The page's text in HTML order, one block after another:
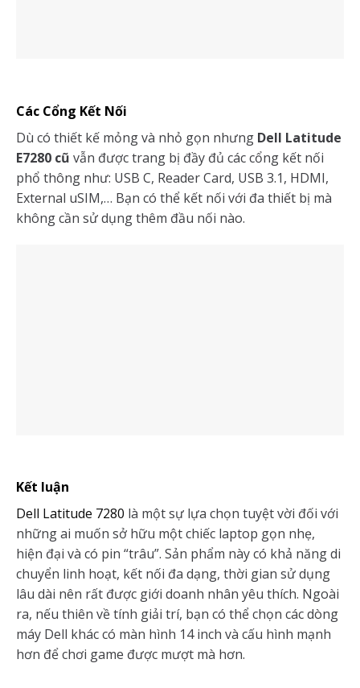
Các Cổng Kết Nối
Dù có thiết kế mỏng và nhỏ gọn nhưng Dell Latitude
E7280 cũ vẫn được trang bị đầy đủ các cổng kết nối
phổ thông như: USB C, Reader Card, USB 3.1, HDMI,
External uSIM,… Bạn có thể kết nối với đa thiết bị mà
không cần sử dụng thêm đầu nối nào.
Kết luận
Dell Latitude 7280 là một sự lựa chọn tuyệt vời đối với
những ai muốn sở hữu một chiếc laptop gọn nhẹ,
hiện đại và có pin “trâu”. Sản phẩm này có khả năng di
chuyển linh hoạt, kết nối đa dạng, thời gian sử dụng
lâu dài nên rất được giới doanh nhân yêu thích. Ngoài
ra, nếu thiên về tính giải trí, bạn có thể chọn các dòng
máy Dell khác có màn hình 14 inch và cấu hình mạnh
hơn để chơi game được mượt mà hơn.